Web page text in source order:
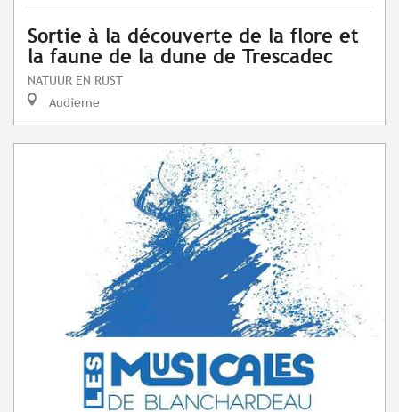
Sortie à la découverte de la flore et
la faune de la dune de Trescadec
NATUUR EN RUST
Audierne